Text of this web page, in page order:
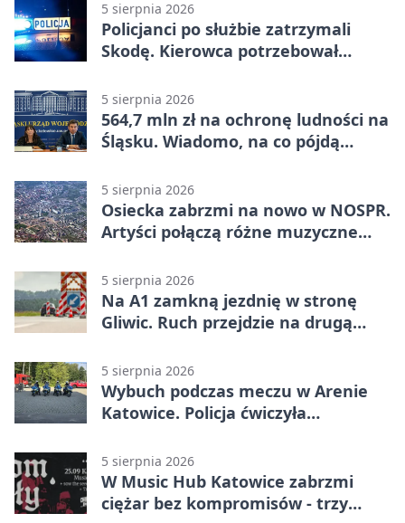
5 sierpnia 2026
Policjanci po służbie zatrzymali
Skodę. Kierowca potrzebował
5 sierpnia 2026
564,7 mln zł na ochronę ludności na
Śląsku. Wiadomo, na co pójdą
5 sierpnia 2026
Osiecka zabrzmi na nowo w NOSPR.
Artyści połączą różne muzyczne
5 sierpnia 2026
Na A1 zamkną jezdnię w stronę
Gliwic. Ruch przejdzie na drugą
5 sierpnia 2026
Wybuch podczas meczu w Arenie
Katowice. Policja ćwiczyła
5 sierpnia 2026
W Music Hub Katowice zabrzmi
ciężar bez kompromisów - trzy